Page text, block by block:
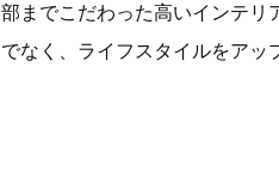
までこだわった高いインテリ
なく、ライフスタイルをアッ